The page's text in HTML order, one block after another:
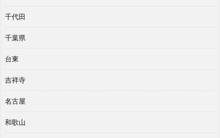
千代田
千葉県
台東
吉祥寺
名古屋
和歌山